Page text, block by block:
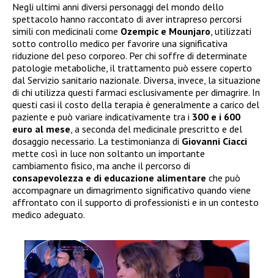
Negli ultimi anni diversi personaggi del mondo dello
spettacolo hanno raccontato di aver intrapreso percorsi
simili con medicinali come Ozempic e Mounjaro, utilizzati
sotto controllo medico per favorire una significativa
riduzione del peso corporeo. Per chi soffre di determinate
patologie metaboliche, il trattamento può essere coperto
dal Servizio sanitario nazionale. Diversa, invece, la situazione
di chi utilizza questi farmaci esclusivamente per dimagrire. In
questi casi il costo della terapia è generalmente a carico del
paziente e può variare indicativamente tra i 300 e i 600
euro al mese, a seconda del medicinale prescritto e del
dosaggio necessario. La testimonianza di Giovanni Ciacci
mette così in luce non soltanto un importante
cambiamento fisico, ma anche il percorso di
consapevolezza e di educazione alimentare che può
accompagnare un dimagrimento significativo quando viene
affrontato con il supporto di professionisti e in un contesto
medico adeguato.